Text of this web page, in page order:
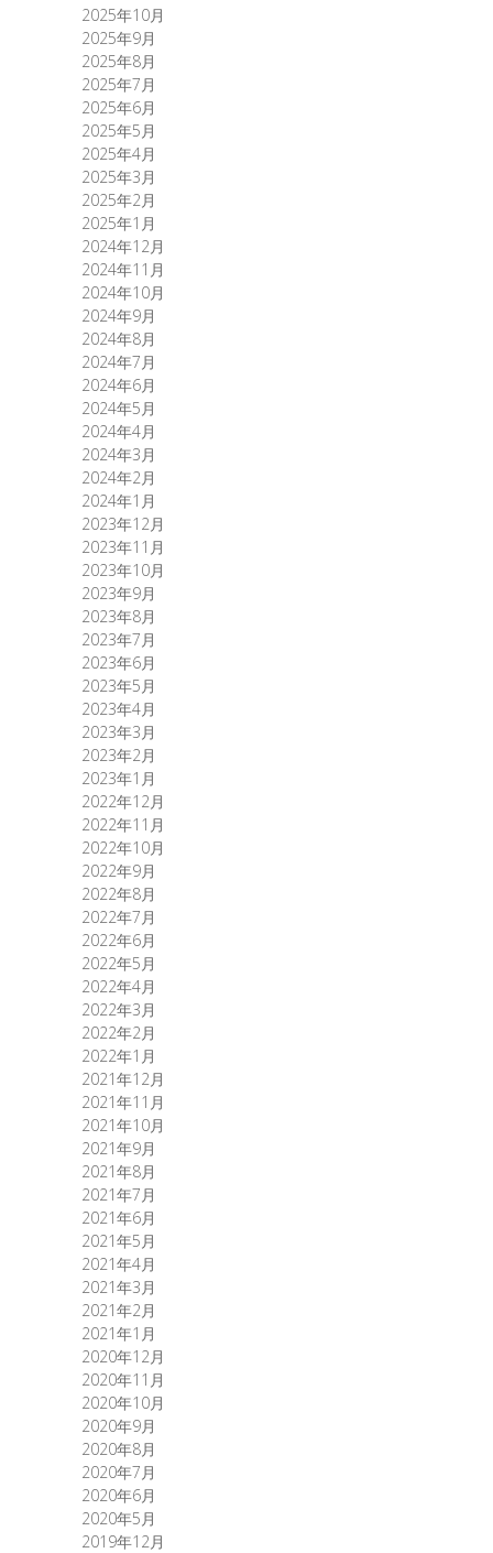
2025年10月
2025年9月
2025年8月
2025年7月
2025年6月
2025年5月
2025年4月
2025年3月
2025年2月
2025年1月
2024年12月
2024年11月
2024年10月
2024年9月
2024年8月
2024年7月
2024年6月
2024年5月
2024年4月
2024年3月
2024年2月
2024年1月
2023年12月
2023年11月
2023年10月
2023年9月
2023年8月
2023年7月
2023年6月
2023年5月
2023年4月
2023年3月
2023年2月
2023年1月
2022年12月
2022年11月
2022年10月
2022年9月
2022年8月
2022年7月
2022年6月
2022年5月
2022年4月
2022年3月
2022年2月
2022年1月
2021年12月
2021年11月
2021年10月
2021年9月
2021年8月
2021年7月
2021年6月
2021年5月
2021年4月
2021年3月
2021年2月
2021年1月
2020年12月
2020年11月
2020年10月
2020年9月
2020年8月
2020年7月
2020年6月
2020年5月
2019年12月